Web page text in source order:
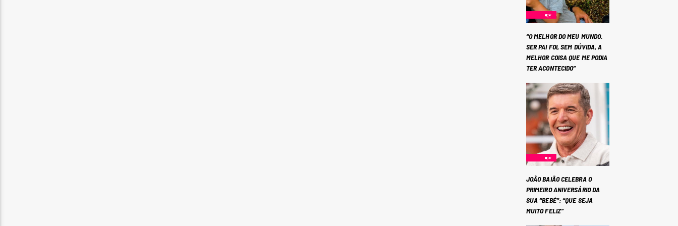
“O MELHOR DO MEU MUNDO.
SER PAI FOI, SEM DÚVIDA, A
MELHOR COISA QUE ME PODIA
TER ACONTECIDO”
JOÃO BAIÃO CELEBRA O
PRIMEIRO ANIVERSÁRIO DA
SUA “BEBÉ”: “QUE SEJA
MUITO FELIZ”